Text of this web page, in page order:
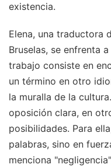
existencia.
Elena, una traductora
Bruselas, se enfrenta
trabajo consiste en
un término en otro
la muralla de la
oposición clara, en
posibilidades. Para
palabras, sino en
menciona